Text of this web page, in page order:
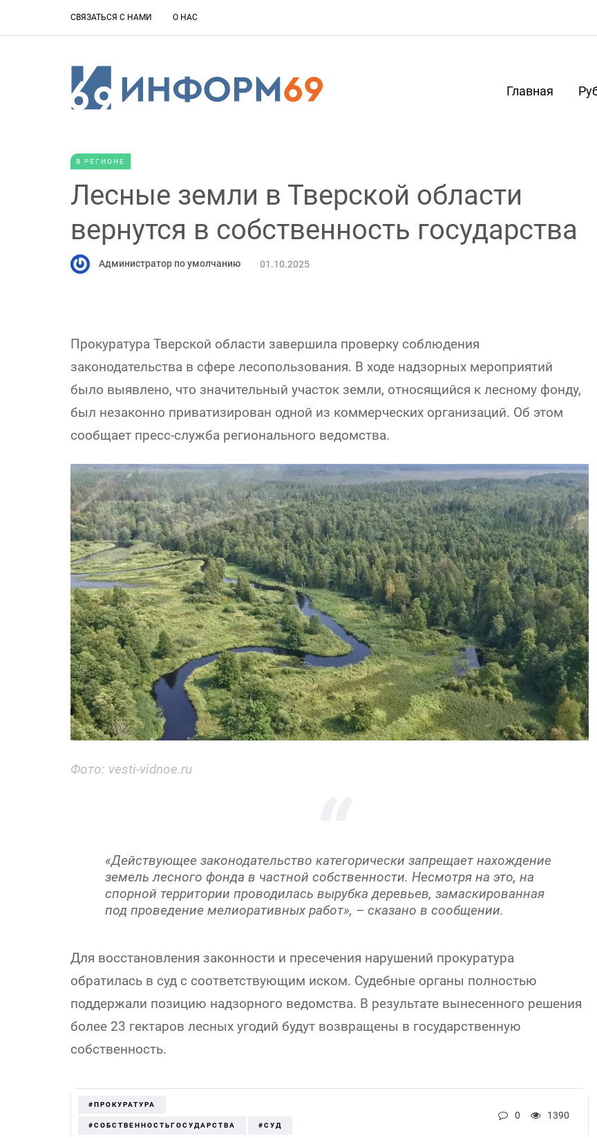
СВЯЗАТЬСЯ С НАМИ О НАС
Главная
В РЕГИОНЕ
Лесные земли в Тверской области
вернутся в собственность государства
Администратор по умолчанию 01.10.2025
Прокуратура Тверской области завершила проверку соблюдения
законодательства в сфере лесопользования. В ходе надзорных мероприятий
было выявлено, что значительный участок земли, относящийся к лесному фонду,
был незаконно приватизирован одной из коммерческих организаций. Об этом
сообщает пресс-служба регионального ведомства.
Фото: vesti-vidnoe.ru
«Действующее законодательство категорически запрещает нахождение
земель лесного фонда в частной собственности. Несмотря на это, на
спорной территории проводилась вырубка деревьев, замаскированная
под проведение мелиоративных работ», – сказано в сообщении.
Для восстановления законности и пресечения нарушений прокуратура
обратилась в суд с соответствующим иском. Судебные органы полностью
поддержали позицию надзорного ведомства. В результате вынесенного решения
более 23 гектаров лесных угодий будут возвращены в государственную
собственность.
#ПРОКУРАТУРА
#СОБСТВЕННОСТЬГОСУДАРСТВА #СУД
0 1390